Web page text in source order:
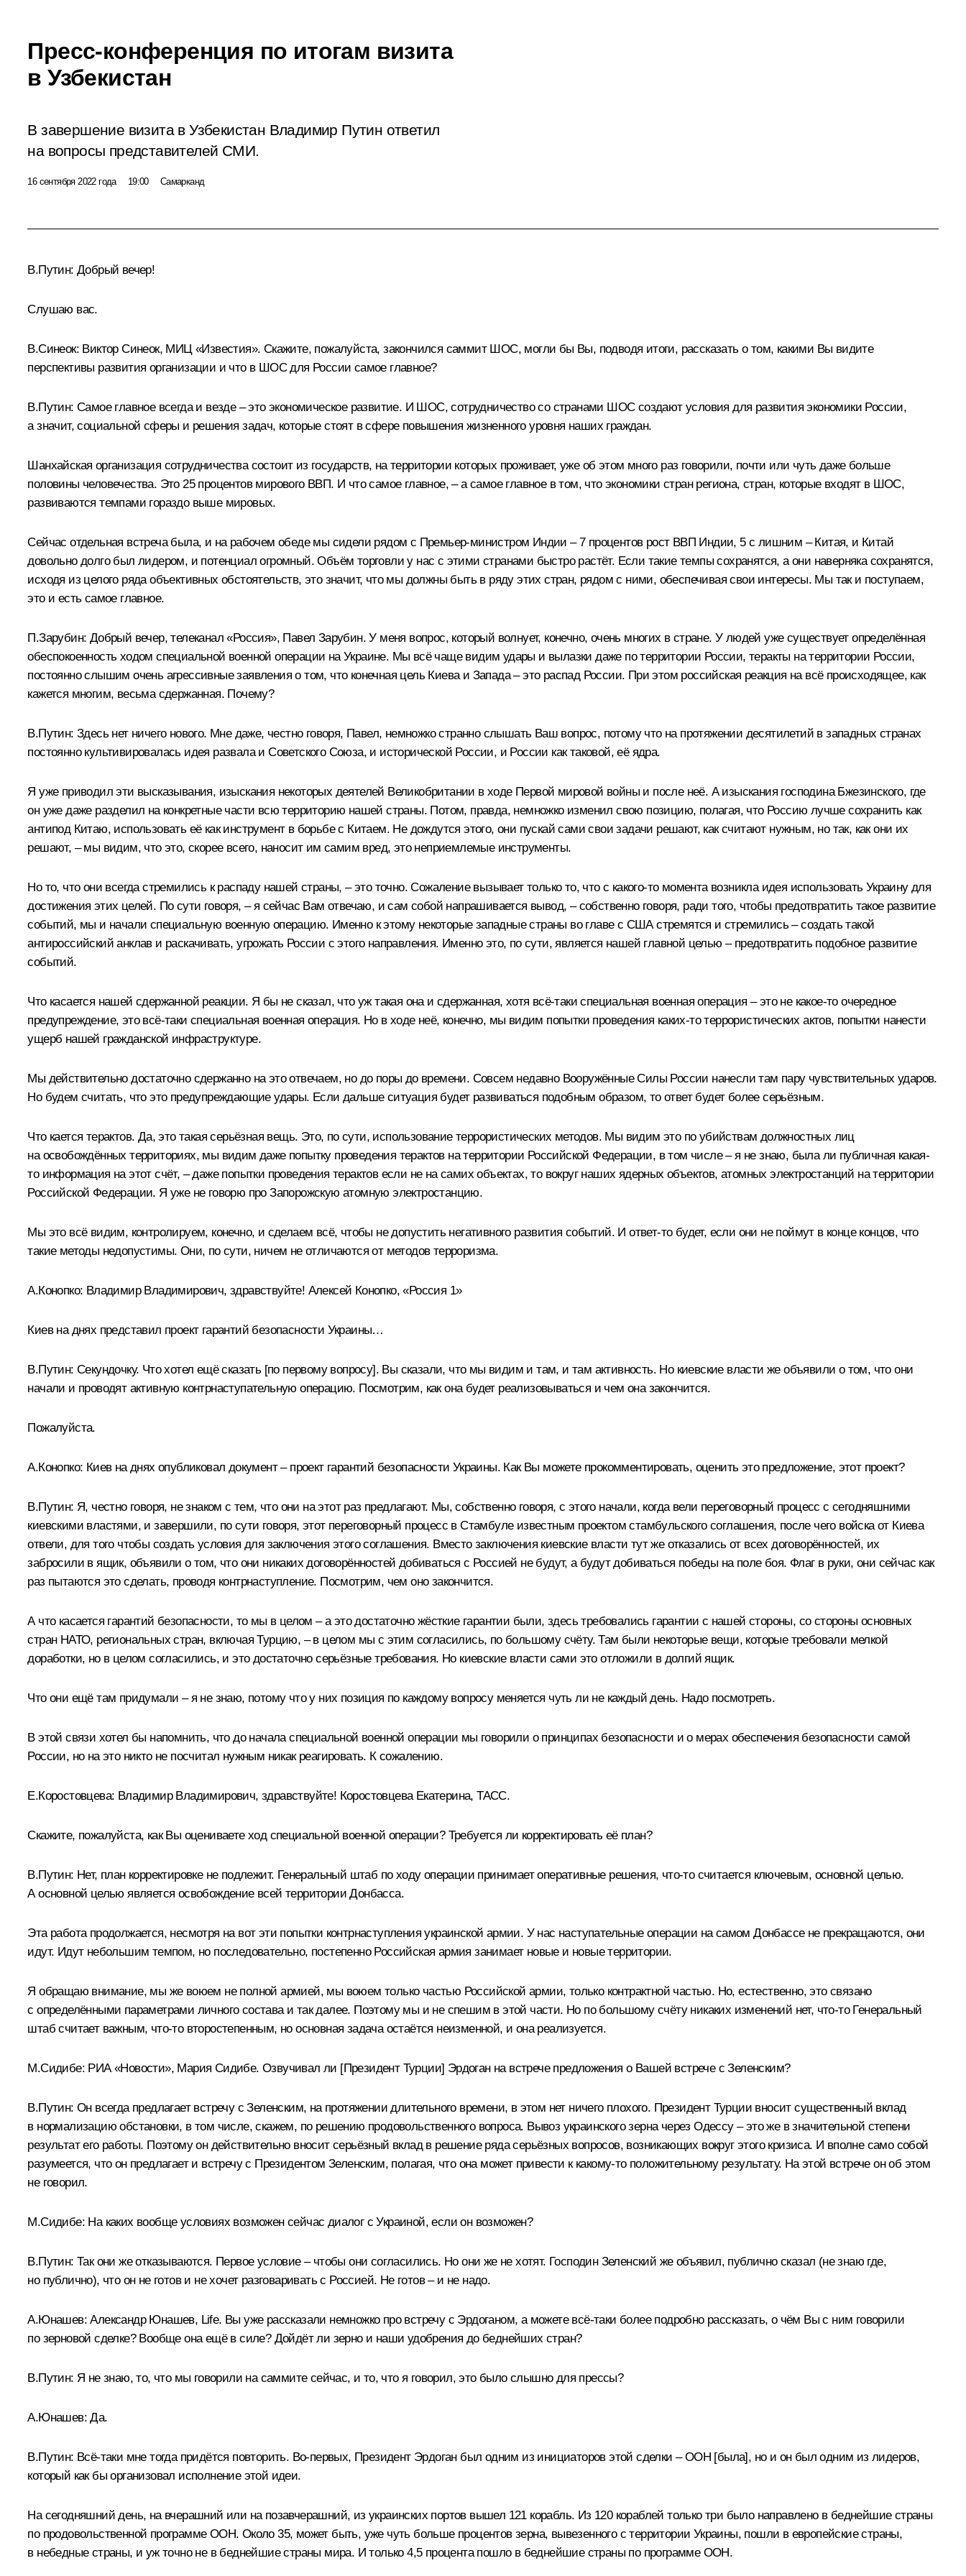
Пресс-конференция по итогам визита
в Узбекистан
В завершение визита в Узбекистан Владимир Путин ответил
на вопросы представителей СМИ.
16 сентября 2022 года 19:00 Самарканд
В.Путин: Добрый вечер!
Слушаю вас.
В.Синеок: Виктор Синеок, МИЦ «Известия». Скажите, пожалуйста, закончился саммит ШОС, могли бы Вы, подводя итоги, рассказать о том, какими Вы видите
перспективы развития организации и что в ШОС для России самое главное?
В.Путин: Самое главное всегда и везде – это экономическое развитие. И ШОС, сотрудничество со странами ШОС создают условия для развития экономики России,
а значит, социальной сферы и решения задач, которые стоят в сфере повышения жизненного уровня наших граждан.
Шанхайская организация сотрудничества состоит из государств, на территории которых проживает, уже об этом много раз говорили, почти или чуть даже больше
половины человечества. Это 25 процентов мирового ВВП. И что самое главное, – а самое главное в том, что экономики стран региона, стран, которые входят в ШОС,
развиваются темпами гораздо выше мировых.
Сейчас отдельная встреча была, и на рабочем обеде мы сидели рядом с Премьер-министром Индии – 7 процентов рост ВВП Индии, 5 с лишним – Китая, и Китай
довольно долго был лидером, и потенциал огромный. Объём торговли у нас с этими странами быстро растёт. Если такие темпы сохранятся, а они наверняка сохранятся,
исходя из целого ряда объективных обстоятельств, это значит, что мы должны быть в ряду этих стран, рядом с ними, обеспечивая свои интересы. Мы так и поступаем,
это и есть самое главное.
П.Зарубин: Добрый вечер, телеканал «Россия», Павел Зарубин. У меня вопрос, который волнует, конечно, очень многих в стране. У людей уже существует определённая
обеспокоенность ходом специальной военной операции на Украине. Мы всё чаще видим удары и вылазки даже по территории России, теракты на территории России,
постоянно слышим очень агрессивные заявления о том, что конечная цель Киева и Запада – это распад России. При этом российская реакция на всё происходящее, как
кажется многим, весьма сдержанная. Почему?
В.Путин: Здесь нет ничего нового. Мне даже, честно говоря, Павел, немножко странно слышать Ваш вопрос, потому что на протяжении десятилетий в западных странах
постоянно культивировалась идея развала и Советского Союза, и исторической России, и России как таковой, её ядра.
Я уже приводил эти высказывания, изыскания некоторых деятелей Великобритании в ходе Первой мировой войны и после неё. А изыскания господина Бжезинского, где
он уже даже разделил на конкретные части всю территорию нашей страны. Потом, правда, немножко изменил свою позицию, полагая, что Россию лучше сохранить как
антипод Китаю, использовать её как инструмент в борьбе с Китаем. Не дождутся этого, они пускай сами свои задачи решают, как считают нужным, но так, как они их
решают, – мы видим, что это, скорее всего, наносит им самим вред, это неприемлемые инструменты.
Но то, что они всегда стремились к распаду нашей страны, – это точно. Сожаление вызывает только то, что с какого-то момента возникла идея использовать Украину для
достижения этих целей. По сути говоря, – я сейчас Вам отвечаю, и сам собой напрашивается вывод, – собственно говоря, ради того, чтобы предотвратить такое развитие
событий, мы и начали специальную военную операцию. Именно к этому некоторые западные страны во главе с США стремятся и стремились – создать такой
антироссийский анклав и раскачивать, угрожать России с этого направления. Именно это, по сути, является нашей главной целью – предотвратить подобное развитие
событий.
Что касается нашей сдержанной реакции. Я бы не сказал, что уж такая она и сдержанная, хотя всё-таки специальная военная операция – это не какое-то очередное
предупреждение, это всё-таки специальная военная операция. Но в ходе неё, конечно, мы видим попытки проведения каких-то террористических актов, попытки нанести
ущерб нашей гражданской инфраструктуре.
Мы действительно достаточно сдержанно на это отвечаем, но до поры до времени. Совсем недавно Вооружённые Силы России нанесли там пару чувствительных ударов.
Но будем считать, что это предупреждающие удары. Если дальше ситуация будет развиваться подобным образом, то ответ будет более серьёзным.
Что кается терактов. Да, это такая серьёзная вещь. Это, по сути, использование террористических методов. Мы видим это по убийствам должностных лиц
на освобождённых территориях, мы видим даже попытку проведения терактов на территории Российской Федерации, в том числе – я не знаю, была ли публичная какая-
то информация на этот счёт, – даже попытки проведения терактов если не на самих объектах, то вокруг наших ядерных объектов, атомных электростанций на территории
Российской Федерации. Я уже не говорю про Запорожскую атомную электростанцию.
Мы это всё видим, контролируем, конечно, и сделаем всё, чтобы не допустить негативного развития событий. И ответ-то будет, если они не поймут в конце концов, что
такие методы недопустимы. Они, по сути, ничем не отличаются от методов терроризма.
А.Конопко: Владимир Владимирович, здравствуйте! Алексей Конопко, «Россия 1»
Киев на днях представил проект гарантий безопасности Украины…
В.Путин: Секундочку. Что хотел ещё сказать [по первому вопросу]. Вы сказали, что мы видим и там, и там активность. Но киевские власти же объявили о том, что они
начали и проводят активную контрнаступательную операцию. Посмотрим, как она будет реализовываться и чем она закончится.
Пожалуйста.
А.Конопко: Киев на днях опубликовал документ – проект гарантий безопасности Украины. Как Вы можете прокомментировать, оценить это предложение, этот проект?
В.Путин: Я, честно говоря, не знаком с тем, что они на этот раз предлагают. Мы, собственно говоря, с этого начали, когда вели переговорный процесс с сегодняшними
киевскими властями, и завершили, по сути говоря, этот переговорный процесс в Стамбуле известным проектом стамбульского соглашения, после чего войска от Киева
отвели, для того чтобы создать условия для заключения этого соглашения. Вместо заключения киевские власти тут же отказались от всех договорённостей, их
забросили в ящик, объявили о том, что они никаких договорённостей добиваться с Россией не будут, а будут добиваться победы на поле боя. Флаг в руки, они сейчас как
раз пытаются это сделать, проводя контрнаступление. Посмотрим, чем оно закончится.
А что касается гарантий безопасности, то мы в целом – а это достаточно жёсткие гарантии были, здесь требовались гарантии с нашей стороны, со стороны основных
стран НАТО, региональных стран, включая Турцию, – в целом мы с этим согласились, по большому счёту. Там были некоторые вещи, которые требовали мелкой
доработки, но в целом согласились, и это достаточно серьёзные требования. Но киевские власти сами это отложили в долгий ящик.
Что они ещё там придумали – я не знаю, потому что у них позиция по каждому вопросу меняется чуть ли не каждый день. Надо посмотреть.
В этой связи хотел бы напомнить, что до начала специальной военной операции мы говорили о принципах безопасности и о мерах обеспечения безопасности самой
России, но на это никто не посчитал нужным никак реагировать. К сожалению.
Е.Коростовцева: Владимир Владимирович, здравствуйте! Коростовцева Екатерина, ТАСС.
Скажите, пожалуйста, как Вы оцениваете ход специальной военной операции? Требуется ли корректировать её план?
В.Путин: Нет, план корректировке не подлежит. Генеральный штаб по ходу операции принимает оперативные решения, что-то считается ключевым, основной целью.
А основной целью является освобождение всей территории Донбасса.
Эта работа продолжается, несмотря на вот эти попытки контрнаступления украинской армии. У нас наступательные операции на самом Донбассе не прекращаются, они
идут. Идут небольшим темпом, но последовательно, постепенно Российская армия занимает новые и новые территории.
Я обращаю внимание, мы же воюем не полной армией, мы воюем только частью Российской армии, только контрактной частью. Но, естественно, это связано
с определёнными параметрами личного состава и так далее. Поэтому мы и не спешим в этой части. Но по большому счёту никаких изменений нет, что-то Генеральный
штаб считает важным, что-то второстепенным, но основная задача остаётся неизменной, и она реализуется.
М.Сидибе: РИА «Новости», Мария Сидибе. Озвучивал ли [Президент Турции] Эрдоган на встрече предложения о Вашей встрече с Зеленским?
В.Путин: Он всегда предлагает встречу с Зеленским, на протяжении длительного времени, в этом нет ничего плохого. Президент Турции вносит существенный вклад
в нормализацию обстановки, в том числе, скажем, по решению продовольственного вопроса. Вывоз украинского зерна через Одессу – это же в значительной степени
результат его работы. Поэтому он действительно вносит серьёзный вклад в решение ряда серьёзных вопросов, возникающих вокруг этого кризиса. И вполне само собой
разумеется, что он предлагает и встречу с Президентом Зеленским, полагая, что она может привести к какому-то положительному результату. На этой встрече он об этом
не говорил.
М.Сидибе: На каких вообще условиях возможен сейчас диалог с Украиной, если он возможен?
В.Путин: Так они же отказываются. Первое условие – чтобы они согласились. Но они же не хотят. Господин Зеленский же объявил, публично сказал (не знаю где,
но публично), что он не готов и не хочет разговаривать с Россией. Не готов – и не надо.
А.Юнашев: Александр Юнашев, Life. Вы уже рассказали немножко про встречу с Эрдоганом, а можете всё-таки более подробно рассказать, о чём Вы с ним говорили
по зерновой сделке? Вообще она ещё в силе? Дойдёт ли зерно и наши удобрения до беднейших стран?
В.Путин: Я не знаю, то, что мы говорили на саммите сейчас, и то, что я говорил, это было слышно для прессы?
А.Юнашев:Да.
В.Путин: Всё-таки мне тогда придётся повторить. Во-первых, Президент Эрдоган был одним из инициаторов этой сделки – ООН [была], но и он был одним из лидеров,
который как бы организовал исполнение этой идеи.
На сегодняшний день, на вчерашний или на позавчерашний, из украинских портов вышел 121 корабль. Из 120 кораблей только три было направлено в беднейшие страны
по продовольственной программе ООН. Около 35, может быть, уже чуть больше процентов зерна, вывезенного с территории Украины, пошли в европейские страны,
в небедные страны, и уж точно не в беднейшие страны мира. И только 4,5 процента пошло в беднейшие страны по программе ООН.